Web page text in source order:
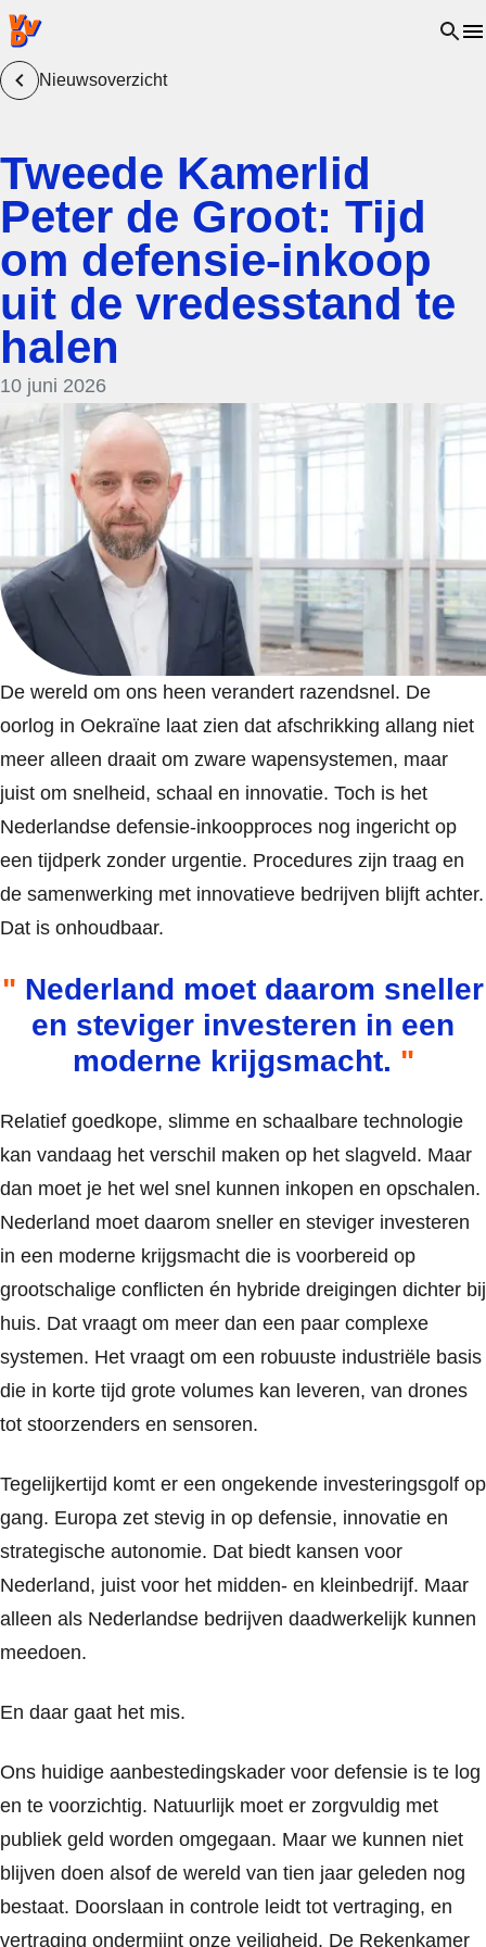
VVD.nl - Ga naar de homepage Open
Nieuwsoverzicht
Tweede Kamerlid
Peter de Groot: Tijd
om defensie-inkoop
uit de vredesstand te
halen
10 juni 2026
De wereld om ons heen verandert razendsnel. De
oorlog in Oekraïne laat zien dat afschrikking allang niet
meer alleen draait om zware wapensystemen, maar
juist om snelheid, schaal en innovatie. Toch is het
Nederlandse defensie-inkoopproces nog ingericht op
een tijdperk zonder urgentie. Procedures zijn traag en
de samenwerking met innovatieve bedrijven blijft achter.
Dat is onhoudbaar.
Nederland moet daarom sneller
en steviger investeren in een
moderne krijgsmacht.
Relatief goedkope, slimme en schaalbare technologie
kan vandaag het verschil maken op het slagveld. Maar
dan moet je het wel snel kunnen inkopen en opschalen.
Nederland moet daarom sneller en steviger investeren
in een moderne krijgsmacht die is voorbereid op
grootschalige conflicten én hybride dreigingen dichter bij
huis. Dat vraagt om meer dan een paar complexe
systemen. Het vraagt om een robuuste industriële basis
die in korte tijd grote volumes kan leveren, van drones
tot stoorzenders en sensoren.
Tegelijkertijd komt er een ongekende investeringsgolf op
gang. Europa zet stevig in op defensie, innovatie en
strategische autonomie. Dat biedt kansen voor
Nederland, juist voor het midden- en kleinbedrijf. Maar
alleen als Nederlandse bedrijven daadwerkelijk kunnen
meedoen.
En daar gaat het mis.
Ons huidige aanbestedingskader voor defensie is te log
en te voorzichtig. Natuurlijk moet er zorgvuldig met
publiek geld worden omgegaan. Maar we kunnen niet
blijven doen alsof de wereld van tien jaar geleden nog
bestaat. Doorslaan in controle leidt tot vertraging, en
vertraging ondermijnt onze veiligheid. De Rekenkamer